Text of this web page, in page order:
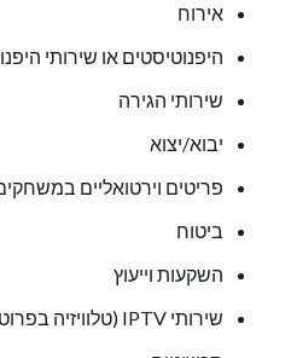
אירוח
היפנוטיסטים או שירותי
שירותי הגירה
יבוא/יצוא
פריטים וירטואליים
ביטוח
השקעות וייעוץ
שירותי IPTV (טלוויזיה בפרוטוקול אינטרנט)